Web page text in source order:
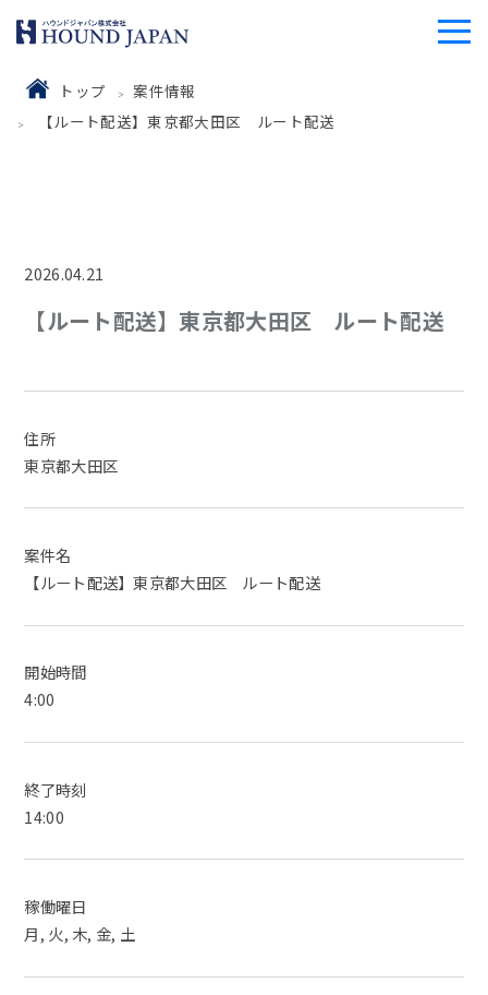
トップ
案件情報
【ルート配送】東京都大田区 ルート配送
2026.04.21
【ルート配送】東京都大田区 ルート配送
住所
東京都大田区
案件名
【ルート配送】東京都大田区 ルート配送
開始時間
4:00
終了時刻
14:00
稼働曜日
月, 火, 木, 金, 土